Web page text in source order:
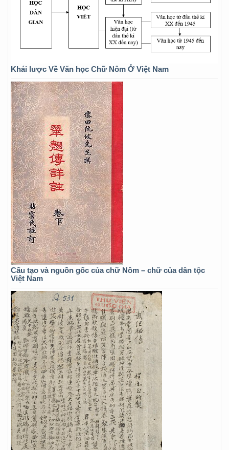
Khái lược Về Văn học Chữ Nôm Ở Việt Nam
Cấu tạo và nguồn gốc của chữ Nôm – chữ của dân tộc
Việt Nam